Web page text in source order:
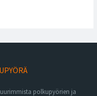
polkupyörien ja